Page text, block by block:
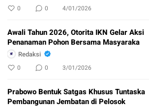
0 0 4/01/2026
Awali Tahun 2026, Otorita IKN Gelar Aksi
Penanaman Pohon Bersama Masyaraka
Redaksi
0 0 3/01/2026
Prabowo Bentuk Satgas Khusus Tuntaska
Pembangunan Jembatan di Pelosok